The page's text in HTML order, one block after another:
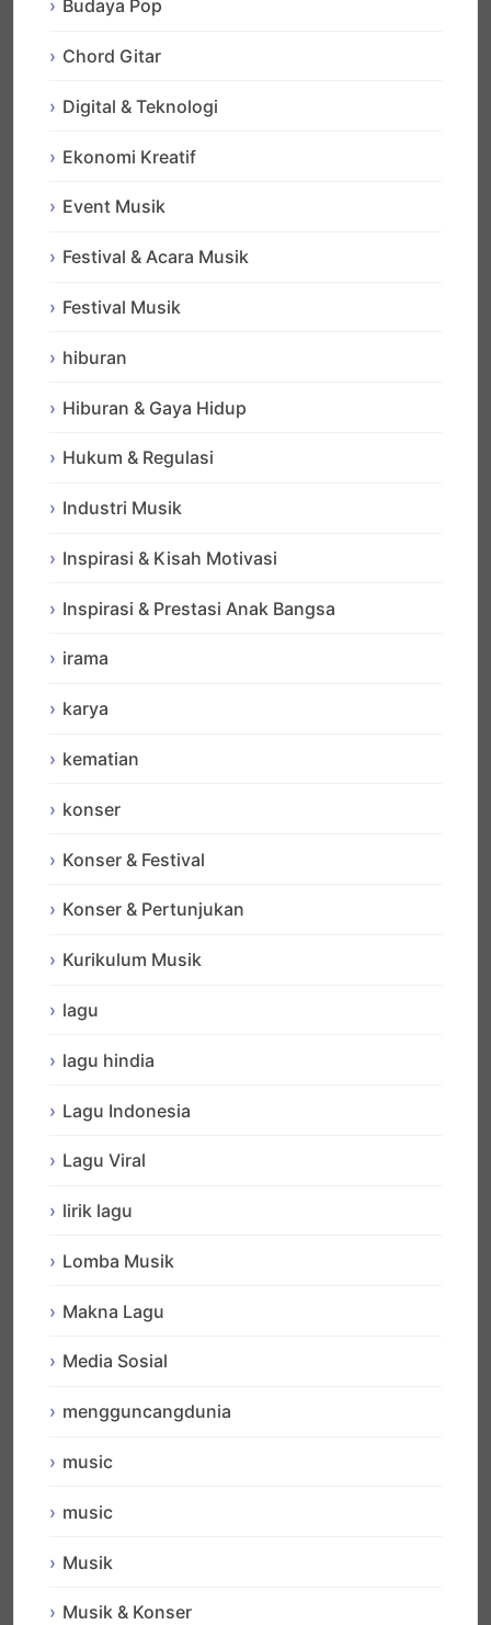
Budaya Pop
Chord Gitar
Digital & Teknologi
Ekonomi Kreatif
Event Musik
Festival & Acara Musik
Festival Musik
hiburan
Hiburan & Gaya Hidup
Hukum & Regulasi
Industri Musik
Inspirasi & Kisah Motivasi
Inspirasi & Prestasi Anak Bangsa
irama
karya
kematian
konser
Konser & Festival
Konser & Pertunjukan
Kurikulum Musik
lagu
lagu hindia
Lagu Indonesia
Lagu Viral
lirik lagu
Lomba Musik
Makna Lagu
Media Sosial
mengguncangdunia
music
music
Musik
Musik & Konser